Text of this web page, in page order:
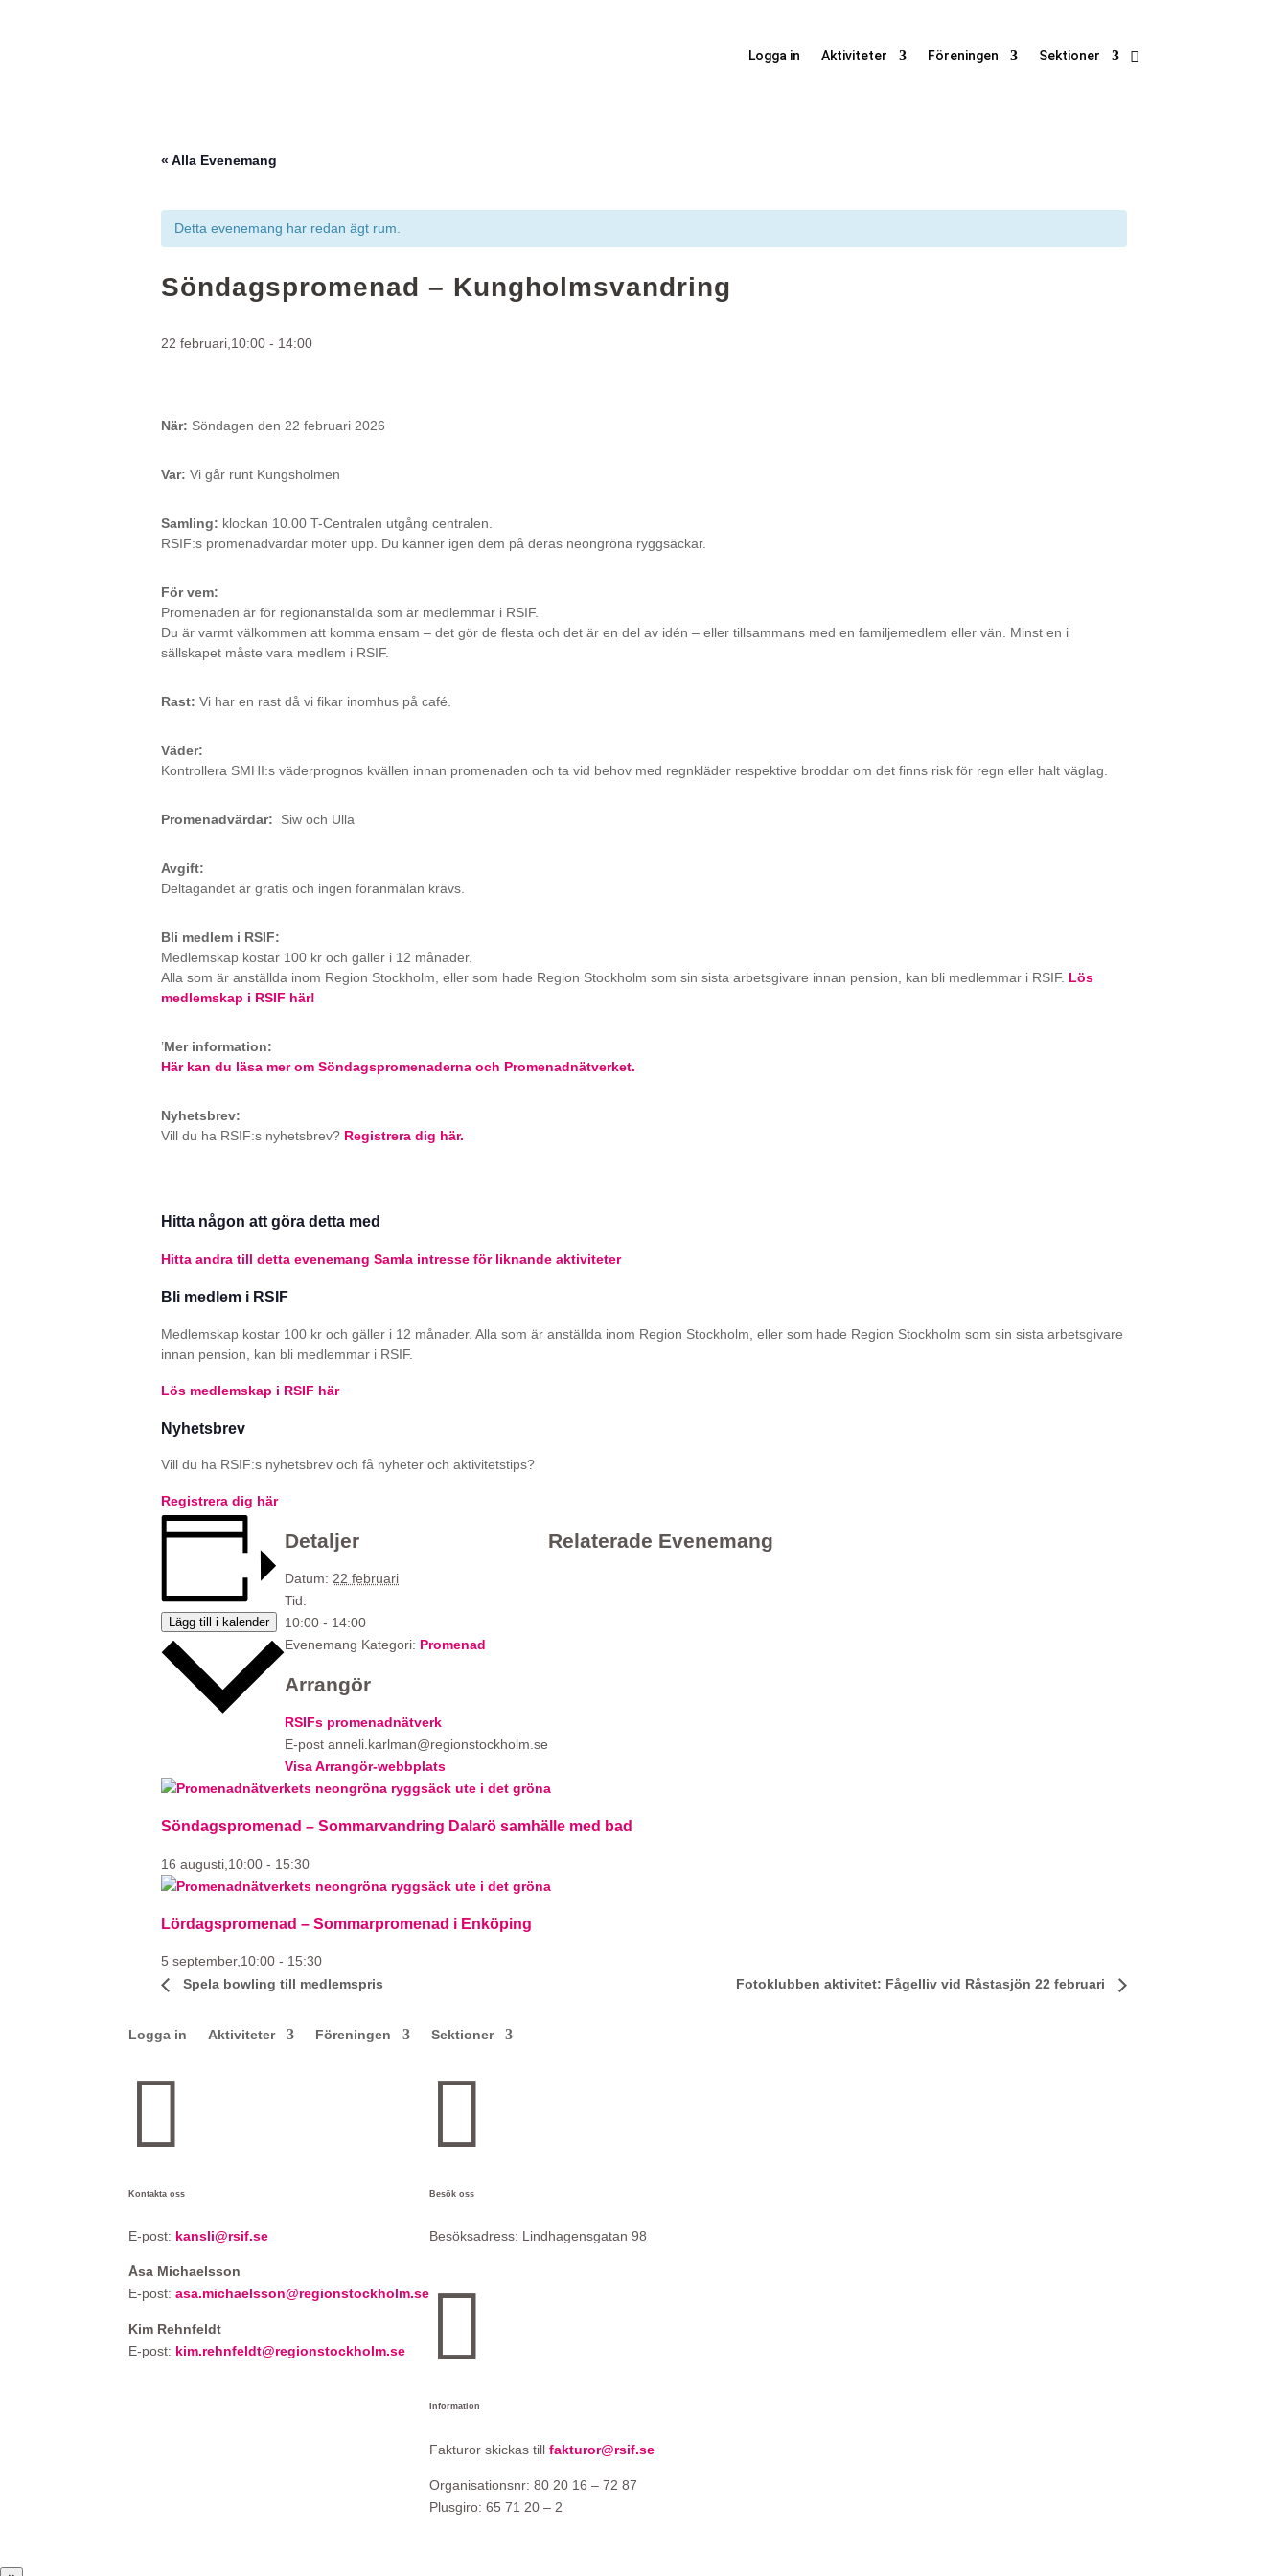
Logga in Aktiviteter Föreningen Sektioner
« Alla Evenemang
Detta evenemang har redan ägt rum.
Söndagspromenad – Kungholmsvandring
22 februari,10:00 - 14:00
När: Söndagen den 22 februari 2026
Var: Vi går runt Kungsholmen
Samling: klockan 10.00 T-Centralen utgång centralen.
RSIF:s promenadvärdar möter upp. Du känner igen dem på deras neongröna ryggsäckar.
För vem:
Promenaden är för regionanställda som är medlemmar i RSIF.
Du är varmt välkommen att komma ensam – det gör de flesta och det är en del av idén – eller tillsammans med en familjemedlem eller vän. Minst en i
sällskapet måste vara medlem i RSIF.
Rast: Vi har en rast då vi fikar inomhus på café.
Väder:
Kontrollera SMHI:s väderprognos kvällen innan promenaden och ta vid behov med regnkläder respektive broddar om det finns risk för regn eller halt väglag.
Promenadvärdar: Siw och Ulla
Avgift:
Deltagandet är gratis och ingen föranmälan krävs.
Bli medlem i RSIF:
Medlemskap kostar 100 kr och gäller i 12 månader.
Alla som är anställda inom Region Stockholm, eller som hade Region Stockholm som sin sista arbetsgivare innan pension, kan bli medlemmar i RSIF. Lös
medlemskap i RSIF här!
’Mer information:
Här kan du läsa mer om Söndagspromenaderna och Promenadnätverket.
Nyhetsbrev:
Vill du ha RSIF:s nyhetsbrev? Registrera dig här.
Hitta någon att göra detta med
Hitta andra till detta evenemang Samla intresse för liknande aktiviteter
Bli medlem i RSIF
Medlemskap kostar 100 kr och gäller i 12 månader. Alla som är anställda inom Region Stockholm, eller som hade Region Stockholm som sin sista arbetsgivare
innan pension, kan bli medlemmar i RSIF.
Lös medlemskap i RSIF här
Nyhetsbrev
Vill du ha RSIF:s nyhetsbrev och få nyheter och aktivitetstips?
Registrera dig här
Lägg till i kalender
Detaljer
Datum: 22 februari
Tid:
10:00 - 14:00
Evenemang Kategori: Promenad
Arrangör
RSIFs promenadnätverk
E-post anneli.karlman@regionstockholm.se
Visa Arrangör-webbplats
Relaterade Evenemang
Söndagspromenad – Sommarvandring Dalarö samhälle med bad
16 augusti,10:00 - 15:30
Lördagspromenad – Sommarpromenad i Enköping
5 september,10:00 - 15:30
Spela bowling till medlemspris
Fotoklubben aktivitet: Fågelliv vid Råstasjön 22 februari
Logga in Aktiviteter Föreningen Sektioner

Kontakta oss
E-post: kansli@rsif.se
Åsa Michaelsson
E-post: asa.michaelsson@regionstockholm.se
Kim Rehnfeldt
E-post: kim.rehnfeldt@regionstockholm.se

Besök oss
Besöksadress: Lindhagensgatan 98

Information
Fakturor skickas tillfakturor@rsif.se
Organisationsnr: 80 20 16 – 72 87
Plusgiro: 65 71 20 – 2